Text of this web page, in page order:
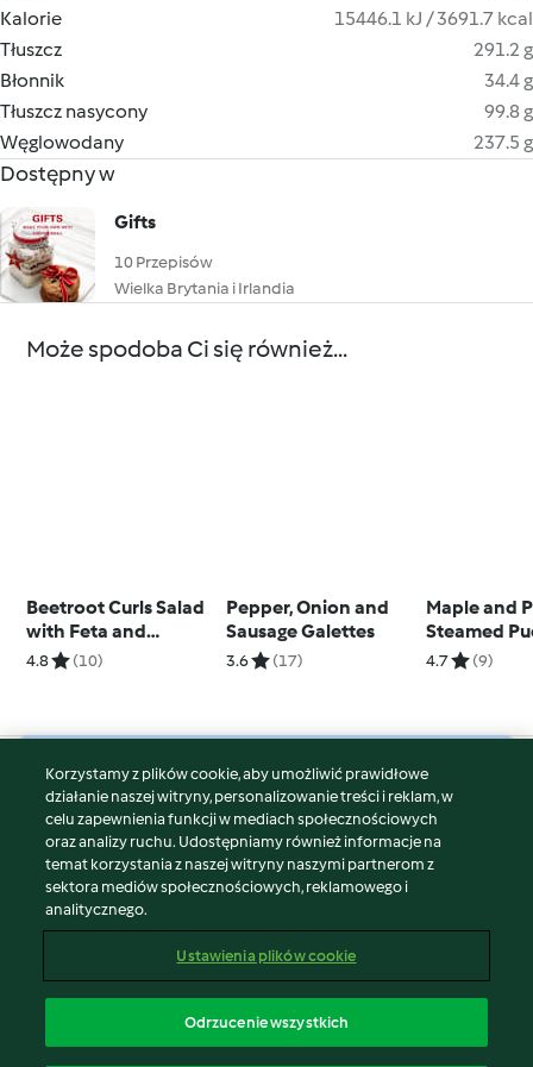
Kalorie
15446.1 kJ / 3691.7 kcal
Tłuszcz
291.2 g
Błonnik
34.4 g
Tłuszcz nasycony
99.8 g
Węglowodany
237.5 g
Dostępny w
Gifts
10 Przepisów
Wielka Brytania i Irlandia
Może spodoba Ci się również...
Beetroot Curls Salad
with Feta and
Walnuts
4.8 (10)
Pepper, Onion and
Sausage Galettes
3.6 (17)
Maple and
Steamed
4.7 (9)
© Copyright 2026
Warunki korzystania
Polityka prywatności
Disclaimer
Znak wydawcy
Zgłoś treść
Oświadczenie o dostępności
Korzystamy z plików cookie, aby umożliwić prawidłowe
działanie naszej witryny, personalizowanie treści i reklam, w
celu zapewnienia funkcji w mediach społecznościowych
oraz analizy ruchu. Udostępniamy również informacje na
temat korzystania z naszej witryny naszymi partnerom z
sektora mediów społecznościowych, reklamowego i
analitycznego.
Ustawienia plików cookie
Odrzucenie wszystkich